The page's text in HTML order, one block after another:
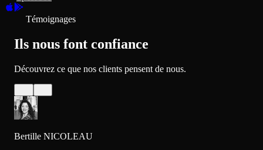
Témoignages
Ils nous font confiance
Découvrez ce que nos clients pensent de nous.
Bertille NICOLEAU